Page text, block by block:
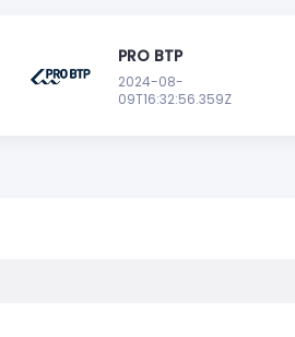
PRO BTP
2024-08-
09T16:32:56.359Z